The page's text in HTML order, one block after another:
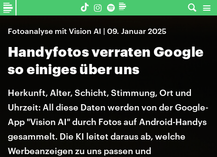
Fotoanalyse mit Vision AI | 09. Januar 2025
Handyfotos verraten Google
so einiges über uns
Herkunft, Alter, Schicht, Stimmung, Ort und
Uhrzeit: All diese Daten werden von der Google-
App "Vision AI" durch Fotos auf Android-Handys
gesammelt. Die KI leitet daraus ab, welche
Werbeanzeigen zu uns passen und